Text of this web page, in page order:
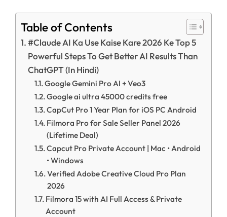
Table of Contents
#Claude AI Ka Use Kaise Kare 2026 Ke Top 5
Powerful Steps To Get Better AI Results Than
ChatGPT (In Hindi)
Google Gemini Pro AI + Veo3
Google ai ultra 45000 credits free
CapCut Pro 1 Year Plan for iOS PC Android
Filmora Pro for Sale Seller Panel 2026
(Lifetime Deal)
Capcut Pro Private Account | Mac • Android
• Windows
Verified Adobe Creative Cloud Pro Plan
2026
Filmora 15 with AI Full Access & Private
Account